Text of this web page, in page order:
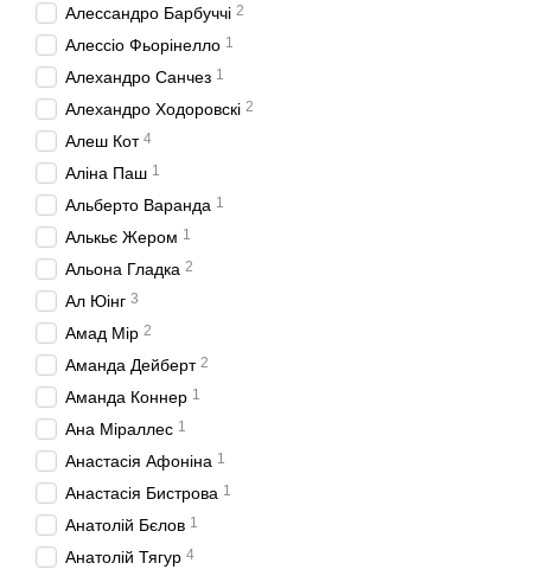
Алессандро Барбуччі 2
Алессіо Фьорінелло 1
Алехандро Санчез 1
Алехандро Ходоровскі 2
Алеш Кот 4
Аліна Паш 1
Альберто Варанда 1
Алькьє Жером 1
Альона Гладка 2
Ал Юінг 3
Амад Мір 2
Аманда Дейберт 2
Аманда Коннер 1
Ана Міраллес 1
Анастасія Афоніна 1
Анастасія Бистрова 1
Анатолій Бєлов 1
Анатолій Тягур 4